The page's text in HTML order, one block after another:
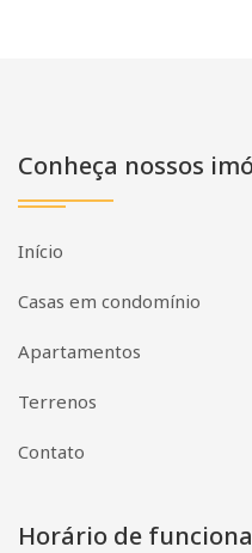
Conheça nossos
Início
Casas em condomínio
Apartamentos
Terrenos
Contato
Horário de